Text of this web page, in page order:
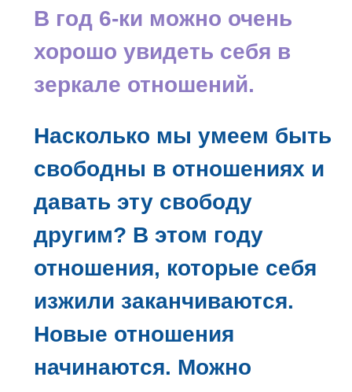
В год 6-ки можно очень
хорошо увидеть себя в
зеркале отношений.
Насколько мы умеем быть
свободны в отношениях и
давать эту свободу
другим? В этом году
отношения, которые себя
изжили заканчиваются.
Новые отношения
начинаются. Можно